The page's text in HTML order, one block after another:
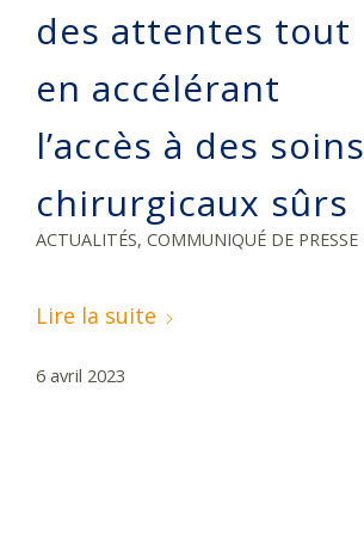
des attentes tout
en accélérant
l’accès à des soins
chirurgicaux sûrs
ACTUALITÉS, COMMUNIQUÉ DE PRESSE
Lire la suite
6 avril 2023